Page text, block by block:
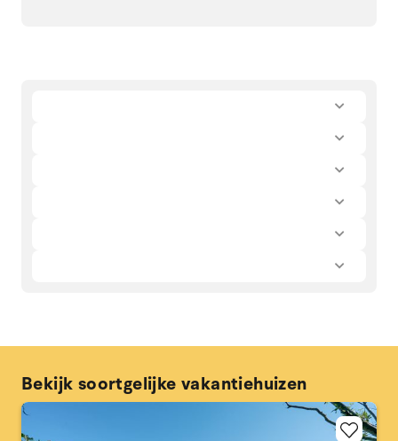
Bekijk soortgelijke vakantiehuizen